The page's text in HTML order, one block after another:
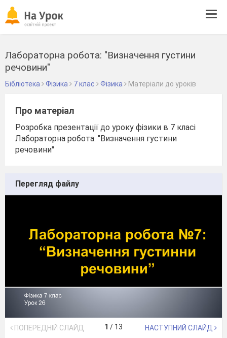
Лабораторна робота: "Визначення густини
речовини"
Бібліотека Фізика 7 клас Фізика Матеріали до уроків
Про матеріал
Розробка презентації до уроку фізики в 7 класі
Лабораторна робота: "Визначення густини
речовини"
Перегляд файлу
ПОПЕРЕДНІЙ СЛАЙД 1 / 13 НАСТУПНИЙ СЛАЙД